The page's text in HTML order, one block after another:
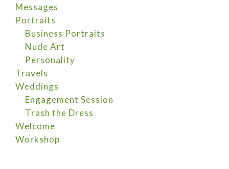
Messages
Portraits
Business Portraits
Nude Art
Personality
Travels
Weddings
Engagement Session
Trash the Dress
Welcome
Workshop